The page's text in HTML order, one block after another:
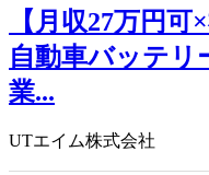
【月収27万円
自動車バッテリ
業...
UTエイム株式会社